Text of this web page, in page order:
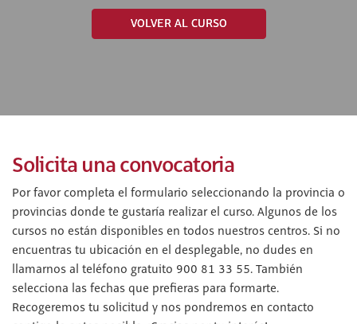
VOLVER AL CURSO
Solicita una convocatoria
Por favor completa el formulario seleccionando la provincia o
provincias donde te gustaría realizar el curso. Algunos de los
cursos no están disponibles en todos nuestros centros. Si no
encuentras tu ubicación en el desplegable, no dudes en
llamarnos al teléfono gratuito 900 81 33 55. También
selecciona las fechas que prefieras para formarte.
Recogeremos tu solicitud y nos pondremos en contacto